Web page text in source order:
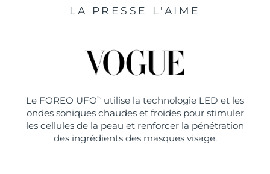
LA PRESSE L'AIME
Le FOREO UFO TM
utilise la technologie LED et les
ondes soniques chaudes et froides pour stimuler
les cellules de la peau et renforcer la pénétration
des ingrédients des masques visage.